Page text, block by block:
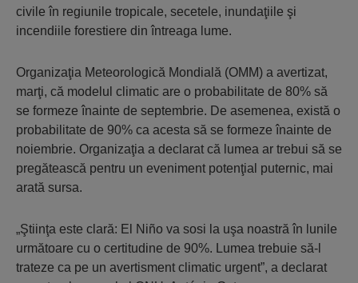
civile în regiunile tropicale, secetele, inundaţiile şi
incendiile forestiere din întreaga lume.
Organizaţia Meteorologică Mondială (OMM) a avertizat,
marţi, că modelul climatic are o probabilitate de 80% să
se formeze înainte de septembrie. De asemenea, există o
probabilitate de 90% ca acesta să se formeze înainte de
noiembrie. Organizaţia a declarat că lumea ar trebui să se
pregătească pentru un eveniment potenţial puternic, mai
arată sursa.
„Ştiinţa este clară: El Niño va sosi la uşa noastră în lunile
următoare cu o certitudine de 90%. Lumea trebuie să-l
trateze ca pe un avertisment climatic urgent”, a declarat